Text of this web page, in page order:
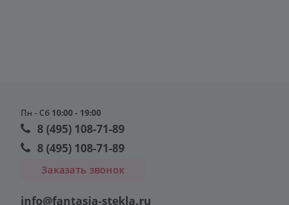
Пн - Сб 10:00 - 19:00
8 (495) 108-71-89
8 (495) 108-71-89
Заказать звонок
info@fantasia-stekla.ru